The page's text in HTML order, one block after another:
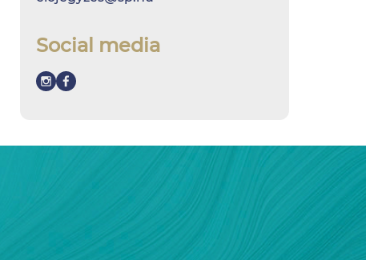
Social media